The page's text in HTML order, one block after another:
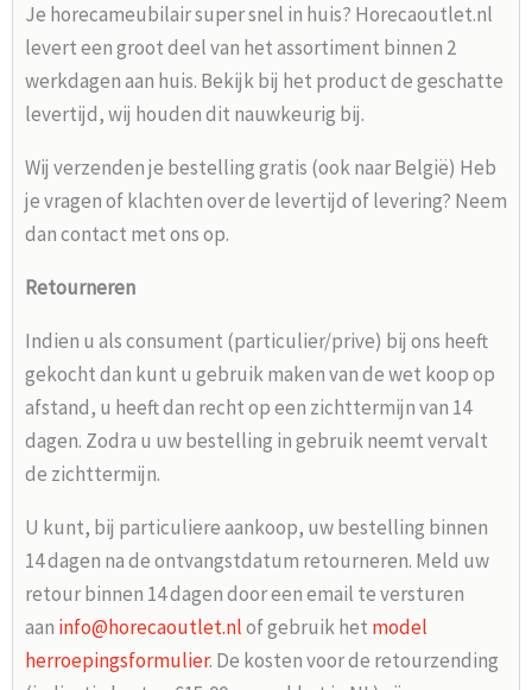
Je horecameubilair super snel in huis? Horecaoutlet.nl
levert een groot deel van het assortiment binnen 2
werkdagen aan huis. Bekijk bij het product de geschatte
levertijd, wij houden dit nauwkeurig bij.
Wij verzenden je bestelling gratis (ook naar België) Heb
je vragen of klachten over de levertijd of levering? Neem
dan contact met ons op.
Retourneren
Indien u als consument (particulier/prive) bij ons heeft
gekocht dan kunt u gebruik maken van de wet koop op
afstand, u heeft dan recht op een zichttermijn van 14
dagen. Zodra u uw bestelling in gebruik neemt vervalt
de zichttermijn.
U kunt, bij particuliere aankoop, uw bestelling binnen
14 dagen na de ontvangstdatum retourneren. Meld uw
retour binnen 14 dagen door een email te versturen
aan info@horecaoutlet.nlof gebruik het model
herroepingsformulier. De kosten voor de retourzending